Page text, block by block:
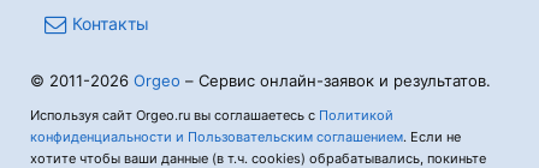
Контакты
© 2011-2026 Orgeo – Сервис онлайн-заявок и результатов.
Используя сайт Orgeo.ru вы соглашаетесь с Политикой
конфиденциальности и Пользовательским соглашением. Если не
хотите чтобы ваши данные (в т.ч. cookies) обрабатывались, покиньте